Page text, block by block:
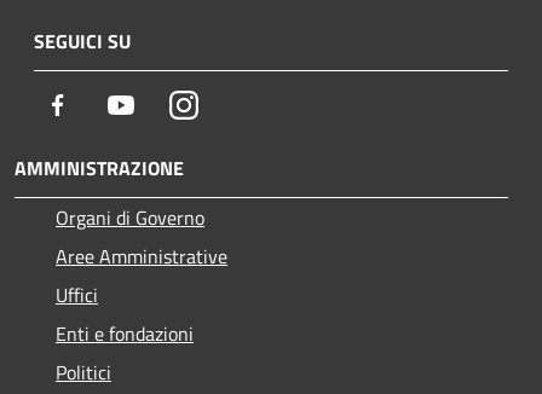
SEGUICI SU
Facebook YoutubeInstagram
AMMINISTRAZIONE
Organi di Governo
Aree Amministrative
Uffici
Enti e fondazioni
Politici